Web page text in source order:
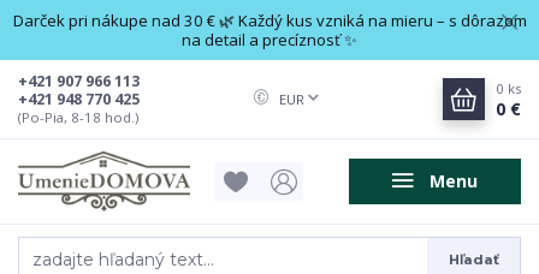
Darček pri nákupe nad 30 € 🌿 Každý kus vzniká na mieru – s dôrazom
na detail a precíznosť ✨
Menu
EUR
Hľadať
+421 948 770 425
+421 907 966 113
(Po-Pia, 8-18 hod.)
0 ks
0 €